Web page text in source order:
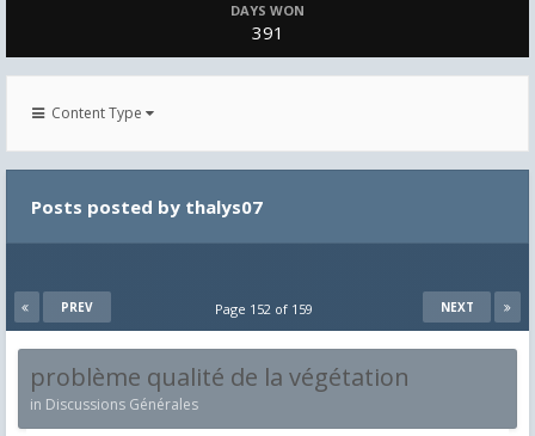
DAYS WON
391
Content Type
Posts posted by thalys07
PREV NEXT
Page 152 of 159
problème qualité de la végétation
in Discussions Générales